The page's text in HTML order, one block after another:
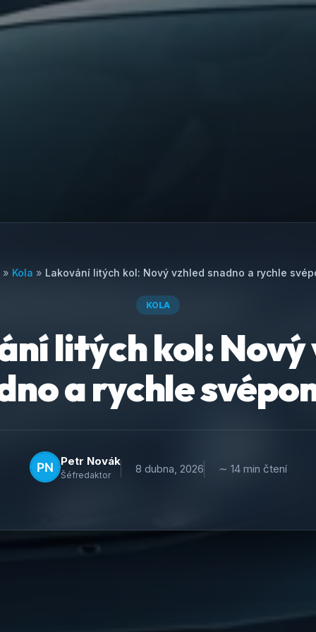
» Kola » Lakování litých kol: Nový vzhled snadno a rychle
KOLA
litých kol: Nový
a rychle
Petr Novák
Šéfredaktor 8 dubna, 2026 ∼ 14 min čtení